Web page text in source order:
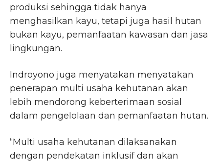
produksi sehingga tidak hanya
menghasilkan kayu, tetapi juga hasil hutan
bukan kayu, pemanfaatan kawasan dan jasa
lingkungan.
Indroyono juga menyatakan menyatakan
penerapan multi usaha kehutanan akan
lebih mendorong keberterimaan sosial
dalam pengelolaan dan pemanfaatan hutan.
“Multi usaha kehutanan dilaksanakan
dengan pendekatan inklusif dan akan